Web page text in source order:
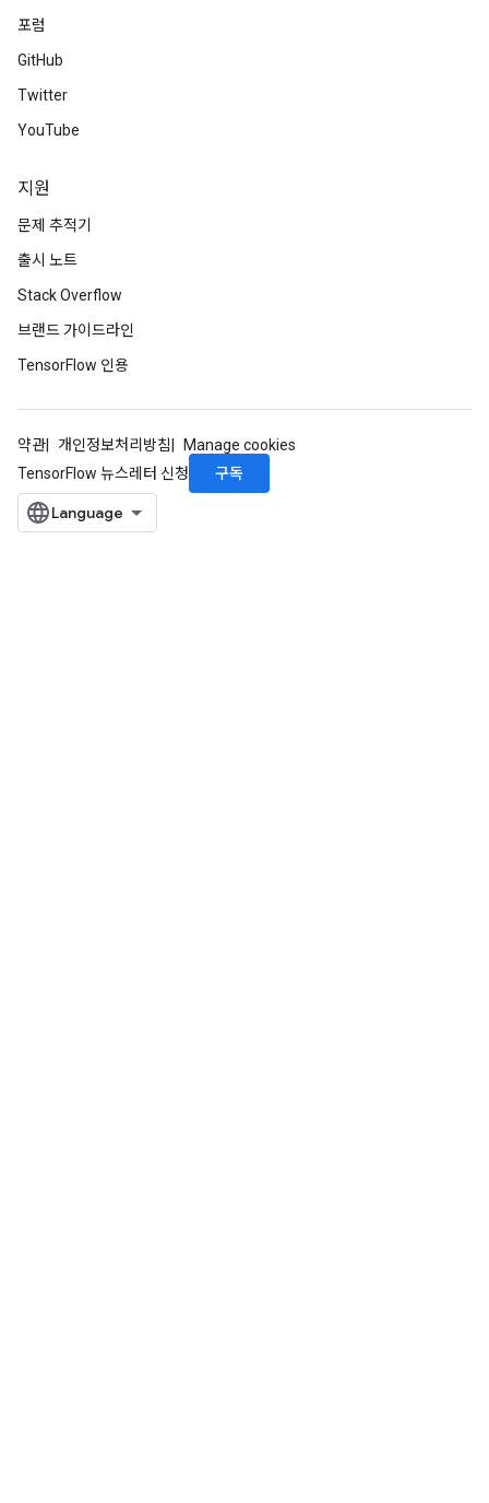
포럼
GitHub
Twitter
YouTube
지원
문제 추적기
출시 노트
Stack Overflow
브랜드 가이드라인
TensorFlow 인용
약관 개인정보처리방침
Manage cookies
TensorFlow 뉴스레터 신청
구독